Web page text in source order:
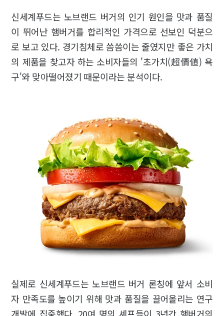
신세계푸드는 노브랜드 버거의 인기 원인을 맛과 품질
이 뛰어난 햄버거를 합리적인 가격으로 선보인 덕분으
로 보고 있다. 경기침체로 씀씀이는 줄였지만 좋은 가치
의 제품을 찾고자 하는 소비자들의 '초가치(超價値) 욕
구'와 맞아떨어졌기 때문이라는 분석이다.
실제로 신세계푸드는 노브랜드 버거 론칭에 앞서 소비
자 만족도를 높이기 위해 맛과 품질을 끌어올리는 연구